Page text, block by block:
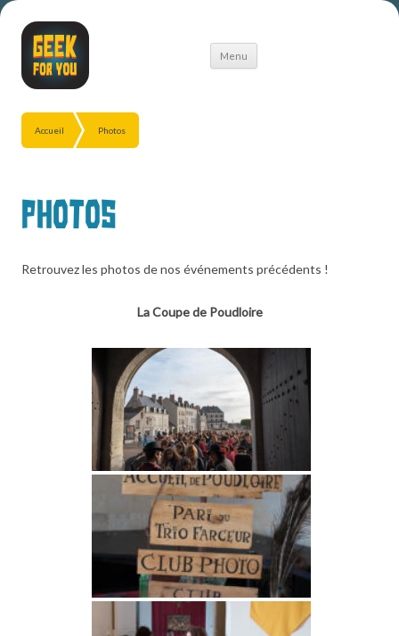
Menu
Aller
Accueil Photos
Photos
Retrouvez les photos de nos événements précédents !
La Coupe de Poudloire